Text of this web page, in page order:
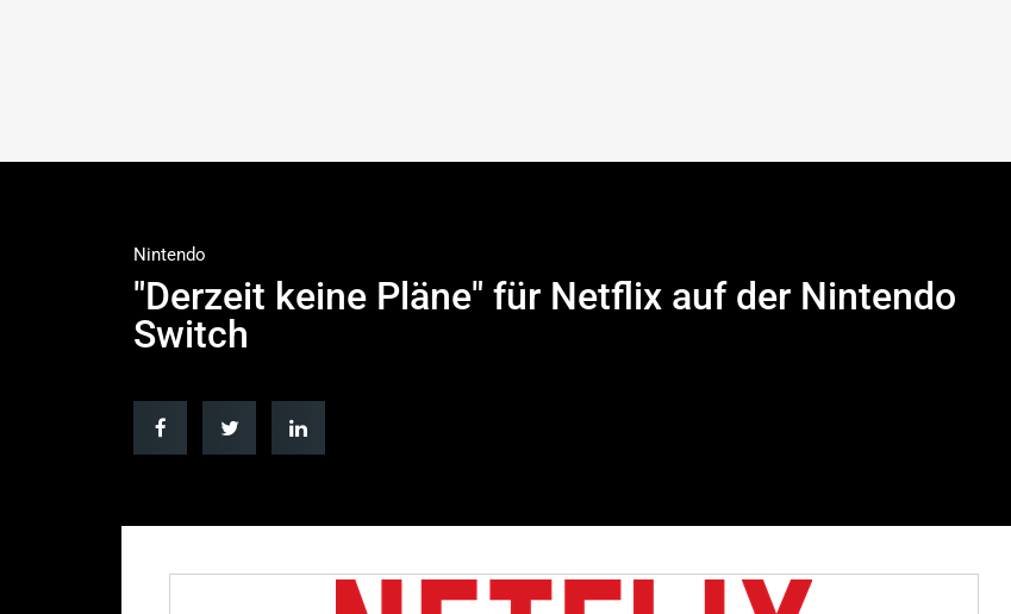
Nintendo
"Derzeit keine Pläne" für Netflix auf der Nintendo
Switch